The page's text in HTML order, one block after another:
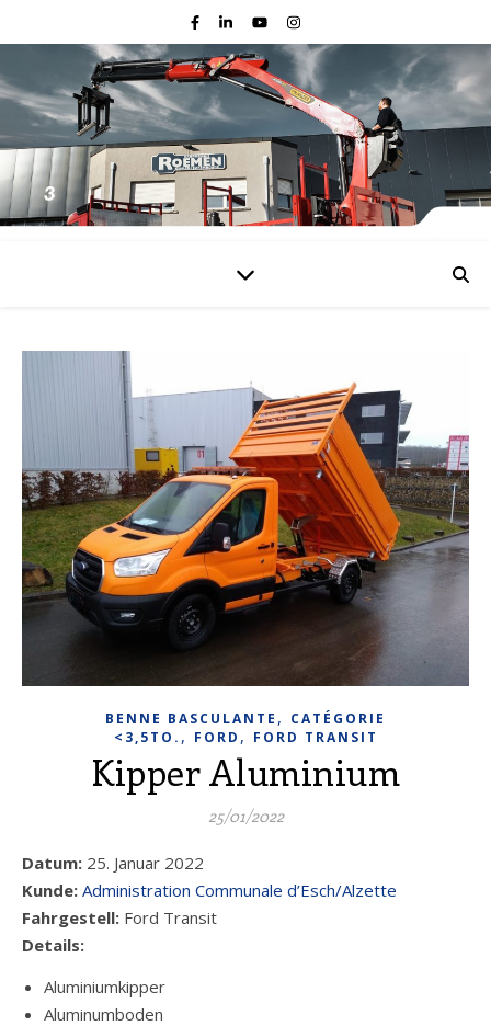
BENNE BASCULANTE , CATÉGORIE
<3,5TO. , FORD , FORD TRANSIT
Kipper Aluminium
25/01/2022
Datum: 25. Januar 2022
Kunde: Administration Communale d’Esch/Alzette
Fahrgestell: Ford Transit
Details:
Aluminiumkipper
Aluminumboden